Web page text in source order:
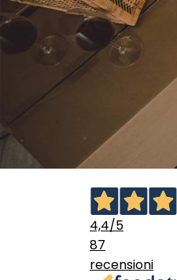
4,4/5
87
recensioni